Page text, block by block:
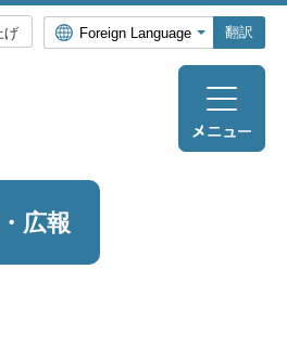
げ 翻訳
広報